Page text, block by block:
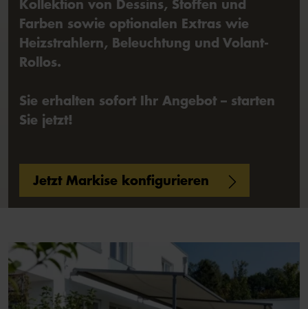
Farben sowie optionalen Extras wie
Heizstrahlern, Beleuchtung und Volant-
Rollos.
Sie erhalten sofort Ihr Angebot – starten
Sie jetzt!
Jetzt Markise konfigurieren